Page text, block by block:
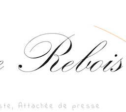
Attachée de presse